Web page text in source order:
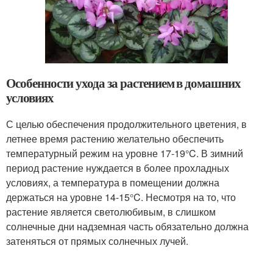
Особенности ухода за растением в домашних
условиях
С целью обеспечения продолжительного цветения, в
летнее время растению желательно обеспечить
температурный режим на уровне 17-19°C. В зимний
период растение нуждается в более прохладных
условиях, а температура в помещении должна
держаться на уровне 14-15°C. Несмотря на то, что
растение является светолюбивым, в слишком
солнечные дни надземная часть обязательно должна
затеняться от прямых солнечных лучей.